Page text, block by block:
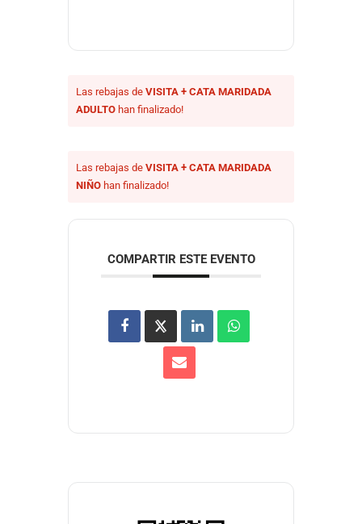
Las rebajas de VISITA + CATA MARIDADA
ADULTO han finalizado!
Las rebajas de VISITA + CATA MARIDADA
NIÑO han finalizado!
COMPARTIR ESTE EVENTO